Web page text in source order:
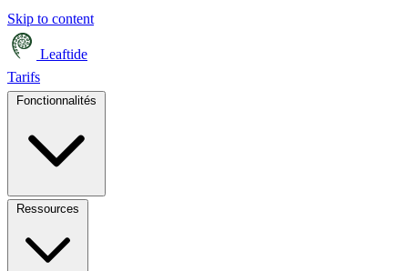
Skip to content
Leaftide
Tarifs